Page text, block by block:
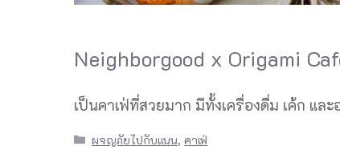
Neighborgood x Origami
เป็นคาเฟ่ที่สวยมาก มีทั้งเครื่องดื่ม เค้ก แ
Categories
ผจญภัยไปกับแนน,คาเฟ่